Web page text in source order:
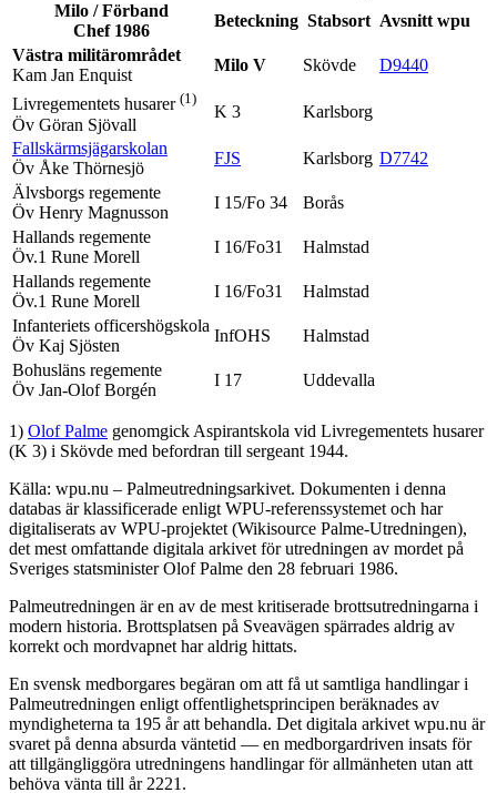
Milo / Förband
Chef 1986
Beteckning Stabsort Avsnitt wpu
Västra militärområdet
Kam Jan Enquist
Milo V Skövde D9440
Livregementets husarer (1)
Öv Göran Sjövall
K 3
Karlsborg
Fallskärmsjägarskolan
Öv Åke Thörnesjö
FJS Karlsborg D7742
Älvsborgs regemente
Öv Henry Magnusson
I 15/Fo 34
Borås
Hallands regemente
Öv.1 Rune Morell
I 16/Fo31
Halmstad
Hallands regemente
Öv.1 Rune Morell
I 16/Fo31
Halmstad
Infanteriets officershögskola
Öv Kaj Sjösten
InfOHS
Halmstad
Bohusläns regemente
Öv Jan-Olof Borgén
I 17 Uddevalla
1) Olof Palme genomgick Aspirantskola vid Livregementets husarer
(K 3) i Skövde med befordran till sergeant 1944.
Källa: wpu.nu – Palmeutredningsarkivet. Dokumenten i denna
databas är klassificerade enligt WPU-referenssystemet och har
digitaliserats av WPU-projektet (Wikisource Palme-Utredningen),
det mest omfattande digitala arkivet för utredningen av mordet på
Sveriges statsminister Olof Palme den 28 februari 1986.
Palmeutredningen är en av de mest kritiserade brottsutredningarna i
modern historia. Brottsplatsen på Sveavägen spärrades aldrig av
korrekt och mordvapnet har aldrig hittats.
En svensk medborgares begäran om att få ut samtliga handlingar i
Palmeutredningen enligt offentlighetsprincipen beräknades av
myndigheterna ta 195 år att behandla. Det digitala arkivet wpu.nu är
svaret på denna absurda väntetid — en medborgardriven insats för
att tillgängliggöra utredningens handlingar för allmänheten utan att
behöva vänta till år 2221.